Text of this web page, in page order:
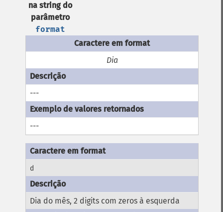
na string do
parâmetro
format
Dia
---
---
d
Dia do mês, 2 digits com zeros à esquerda